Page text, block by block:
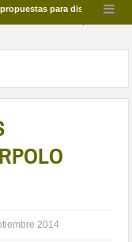
para disfrutar del deporte
2014